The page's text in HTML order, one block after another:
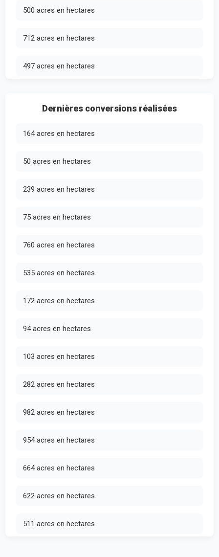
500 acres en hectares
712 acres en hectares
497 acres en hectares
Dernières conversions réalisées
164 acres en hectares
50 acres en hectares
239 acres en hectares
75 acres en hectares
760 acres en hectares
535 acres en hectares
172 acres en hectares
94 acres en hectares
103 acres en hectares
282 acres en hectares
982 acres en hectares
954 acres en hectares
664 acres en hectares
622 acres en hectares
511 acres en hectares